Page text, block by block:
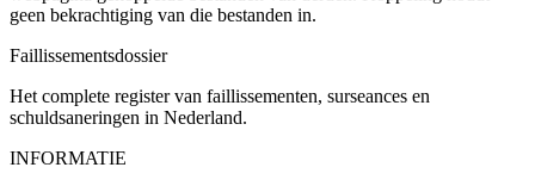
geen bekrachtiging van die bestanden in.
Faillissementsdossier
Het complete register van faillissementen, surseances en
schuldsaneringen in Nederland.
INFORMATIE